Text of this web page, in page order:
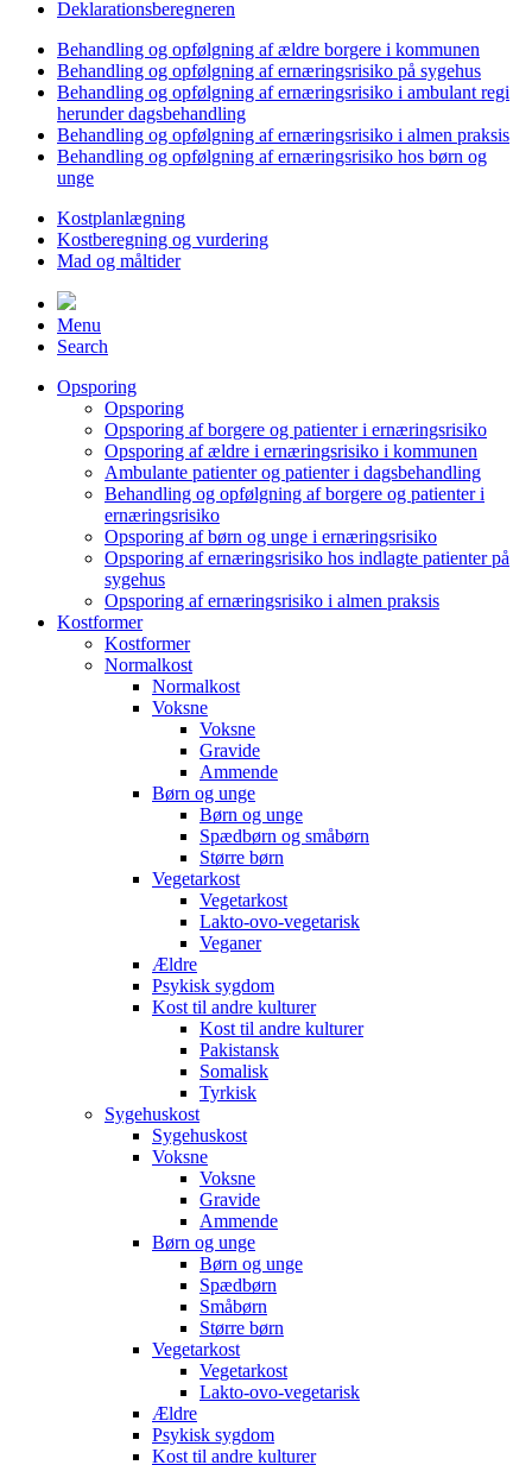
Deklarationsberegneren
Behandling og opfølgning af ældre borgere i kommunen
Behandling og opfølgning af ernæringsrisiko på sygehus
Behandling og opfølgning af ernæringsrisiko i ambulant regi
herunder dagsbehandling
Behandling og opfølgning af ernæringsrisiko i almen praksis
Behandling og opfølgning af ernæringsrisiko hos børn og
unge
Kostplanlægning
Kostberegning og vurdering
Mad og måltider
Menu
Search
Opsporing
Opsporing
Opsporing af borgere og patienter i ernæringsrisiko
Opsporing af ældre i ernæringsrisiko i kommunen
Ambulante patienter og patienter i dagsbehandling
Behandling og opfølgning af borgere og patienter i
ernæringsrisiko
Opsporing af børn og unge i ernæringsrisiko
Opsporing af ernæringsrisiko hos indlagte patienter på
sygehus
Opsporing af ernæringsrisiko i almen praksis
Kostformer
Kostformer
Normalkost
Normalkost
Voksne
Voksne
Gravide
Ammende
Børn og unge
Børn og unge
Spædbørn og småbørn
Større børn
Vegetarkost
Vegetarkost
Lakto-ovo-vegetarisk
Veganer
Ældre
Psykisk sygdom
Kost til andre kulturer
Kost til andre kulturer
Pakistansk
Somalisk
Tyrkisk
Sygehuskost
Sygehuskost
Voksne
Voksne
Gravide
Ammende
Børn og unge
Børn og unge
Spædbørn
Småbørn
Større børn
Vegetarkost
Vegetarkost
Lakto-ovo-vegetarisk
Ældre
Psykisk sygdom
Kost til andre kulturer